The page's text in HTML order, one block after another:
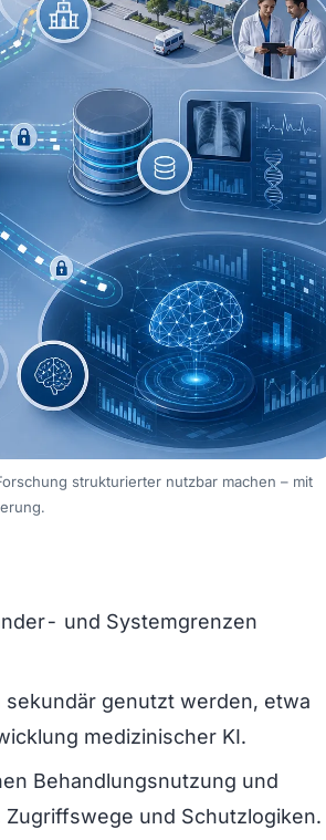
strukturierter nutzbar machen – mit
und Systemgrenzen
genutzt werden, etwa
medizinischer KI.
Behandlungsnutzung und
und Schutzlogiken.